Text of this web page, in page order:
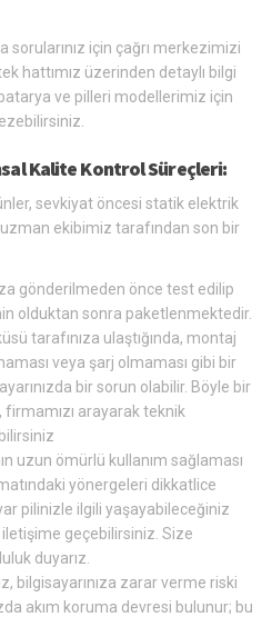
sorularınız için çağrı merkezimizi
hattımız üzerinden detaylı bilgi
ve pilleri modellerimiz için
Kalite Kontrol Süreçleri:
sevkiyat öncesi statik elektrik
ekibimiz tarafından son bir
gönderilmeden önce test edilip
olduktan sonra paketlenmektedir.
tarafınıza ulaştığında, montaj
veya şarj olmaması gibi bir
bir sorun olabilir. Böyle bir
firmamızı arayarak teknik
uzun ömürlü kullanım sağlaması
yönergeleri dikkatlice
pilinizle ilgili yaşayabileceğiniz
geçebilirsiniz. Size
duyarız.
bilgisayarınıza zarar verme riski
akım koruma devresi bulunur; bu